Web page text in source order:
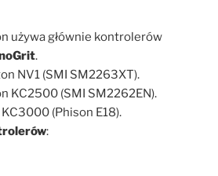
używa głównie kontrolerów
.
NV1 (SMI SM2263XT).
KC2500 (SMI SM2262EN).
(Phison E18).
: